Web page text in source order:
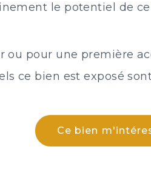
le potentiel de
ou pour une première
ce bien est exposé
Ce bien